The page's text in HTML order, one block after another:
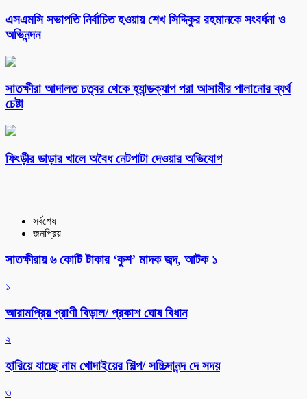
এসএমসি সভাপতি নির্বাচিত হওয়ায় শেখ সিদ্দিকুর রহমানকে সংবর্ধনা ও
অভিনন্দন
সাতক্ষীরা আদালত চত্বর থেকে হ্যান্ডক্যাপ পরা আসামীর পালানোর ব্যর্থ
চেষ্টা
ফিংড়ীর ডাড়ার খালে অবৈধ নেটপাটা দেওয়ার অভিযোগ
সর্বশেষ
জনপ্রিয়
সাতক্ষীরায় ৬ কোটি টাকার ‘কুশ’ মাদক জব্দ, আটক ১
১
আরামপ্রিয় প্রাণী বিড়াল/ প্রকাশ ঘোষ বিধান
২
হারিয়ে যাচ্ছে নাম খোদাইয়ের শিল্প/ সচ্চিদানন্দ দে সদয়
৩